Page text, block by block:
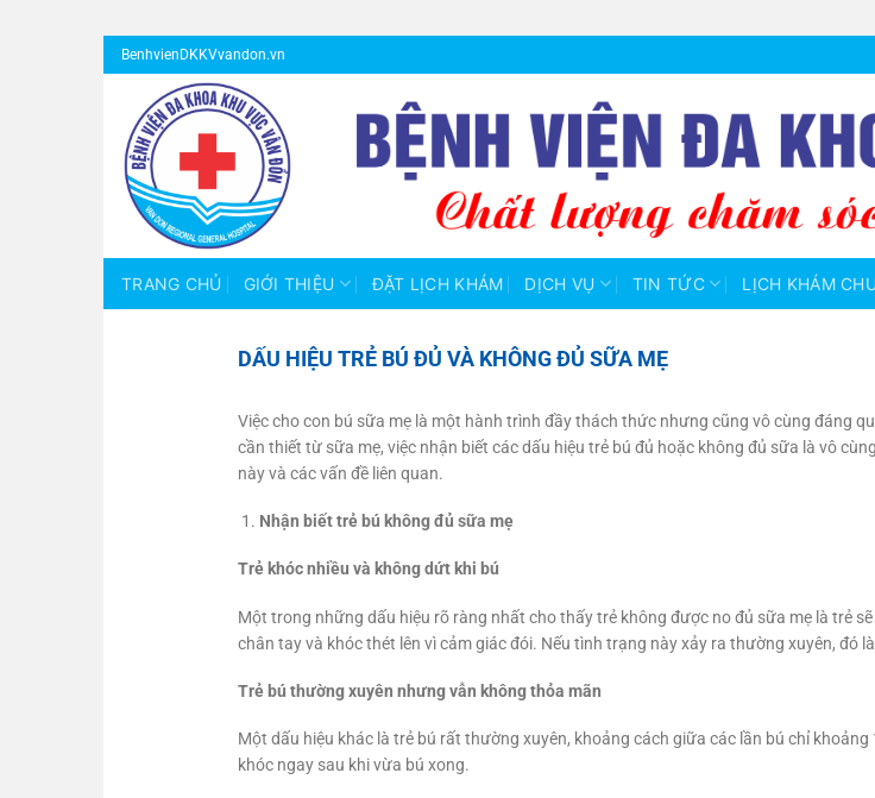
Bỏ
qua
dung
BenhvienDKKVvandon.vn
TRANG CHỦ GIỚI THIỆU ĐẶT LỊCH KHÁM DỊCH VỤ TIN TỨC LỊCH KHÁM
DẤU HIỆU TRẺ BÚ ĐỦ VÀ KHÔNG ĐỦ SỮA MẸ
Việc cho con bú sữa mẹ là một hành trình đầy thách thức nhưng cũng vô cùng đáng
cần thiết từ sữa mẹ, việc nhận biết các dấu hiệu trẻ bú đủ hoặc không đủ sữa là vô
này và các vấn đề liên quan.
Nhận biết trẻ bú không đủ sữa mẹ
Trẻ khóc nhiều và không dứt khi bú
Một trong những dấu hiệu rõ ràng nhất cho thấy trẻ không được no đủ sữa mẹ là trẻ
chân tay và khóc thét lên vì cảm giác đói. Nếu tình trạng này xảy ra thường xuyên, đó
Trẻ bú thường xuyên nhưng vẫn không thỏa mãn
Một dấu hiệu khác là trẻ bú rất thường xuyên, khoảng cách giữa các lần bú chỉ
khóc ngay sau khi vừa bú xong.